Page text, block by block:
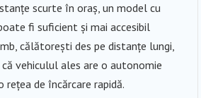
scurte în oraș, un model cu
fi suficient și mai accesibil
călătorești des pe distanțe lungi,
vehiculul ales are o autonomie
rețea de încărcare rapidă.